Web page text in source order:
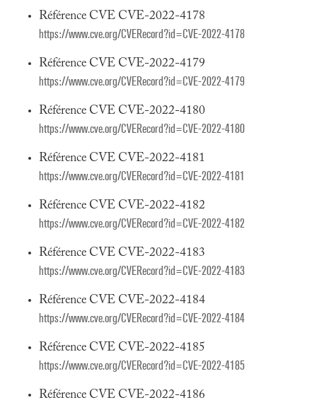
Référence CVE CVE-2022-4178
https://www.cve.org/CVERecord?id=CVE-2022-4178
Référence CVE CVE-2022-4179
https://www.cve.org/CVERecord?id=CVE-2022-4179
Référence CVE CVE-2022-4180
https://www.cve.org/CVERecord?id=CVE-2022-4180
Référence CVE CVE-2022-4181
https://www.cve.org/CVERecord?id=CVE-2022-4181
Référence CVE CVE-2022-4182
https://www.cve.org/CVERecord?id=CVE-2022-4182
Référence CVE CVE-2022-4183
https://www.cve.org/CVERecord?id=CVE-2022-4183
Référence CVE CVE-2022-4184
https://www.cve.org/CVERecord?id=CVE-2022-4184
Référence CVE CVE-2022-4185
https://www.cve.org/CVERecord?id=CVE-2022-4185
Référence CVE CVE-2022-4186